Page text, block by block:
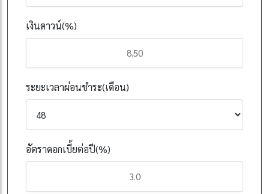
เงินดาวน์(%)
ระยะเวลาผ่อนชำระ(เดือน)
อัตราดอกเบี้ยต่อปี(%)